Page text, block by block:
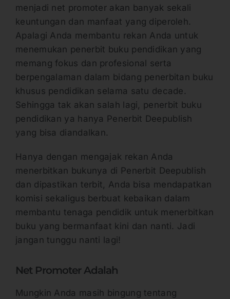
menjadi net promoter akan banyak sekali
keuntungan dan manfaat yang diperoleh.
Apalagi Anda membantu rekan Anda untuk
menemukan penerbit buku pendidikan yang
memang fokus dan profesional serta
berpengalaman dalam bidang penerbitan buku
khusus pendidikan selama satu decade.
Sehingga tak akan salah lagi, penerbit buku
pendidikan ya hanya Penerbit Deepublish
yang bisa diandalkan.
Hanya dengan mengajak rekan Anda
menerbitkan bukunya di Penerbit Deepublish
dan dipastikan terbit, Anda bisa mendapatkan
komisi sekaligus berbuat kebaikan dalam
membantu tenaga pendidik untuk menerbitkan
buku yang bermanfaat kini dan nanti. Jadi
jangan tunggu nanti lagi!
Net Promoter Adalah
Mungkin Anda masih bingung tentang